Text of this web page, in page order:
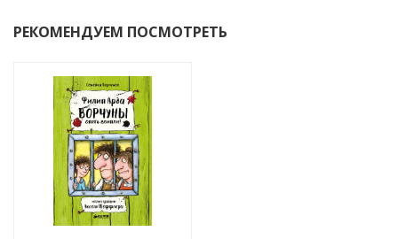
РЕКОМЕНДУЕМ ПОСМОТРЕТЬ